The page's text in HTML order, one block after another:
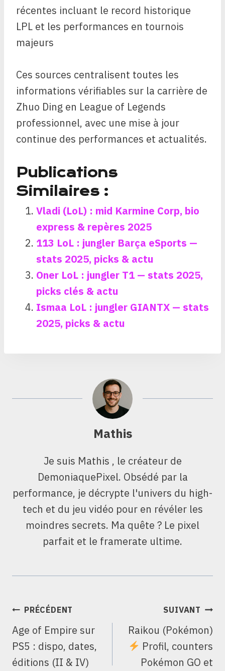
récentes incluant le record historique
LPL et les performances en tournois
majeurs
Ces sources centralisent toutes les
informations vérifiables sur la carrière de
Zhuo Ding en League of Legends
professionnel, avec une mise à jour
continue des performances et actualités.
Publications
Similaires :
Vladi (LoL) : mid Karmine Corp, bio
express & repères 2025
113 LoL : jungler Barça eSports —
stats 2025, picks & actu
Oner LoL : jungler T1 — stats 2025,
picks clés & actu
Ismaa LoL : jungler GIANTX — stats
2025, picks & actu
Mathis
Je suis Mathis , le créateur de
DemoniaquePixel. Obsédé par la
performance, je décrypte l'univers du high-
tech et du jeu vidéo pour en révéler les
moindres secrets. Ma quête ? Le pixel
parfait et le framerate ultime.
NAVIGATION
L’ARTICLE
PRÉCÉDENT
Age of Empire sur
PS5 : dispo, dates,
éditions (II & IV)
SUIVANT
Raikou (Pokémon)
Profil, counters
Pokémon GO et